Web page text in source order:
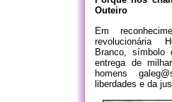
Outeiro
Em
revolucionária
Branco, símbolo
entrega de
homens
liberdades e da